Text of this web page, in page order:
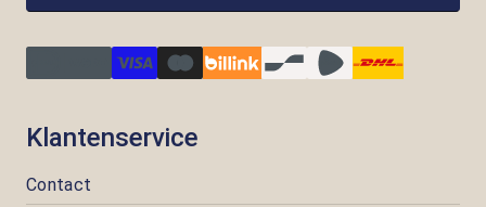
Klantenservice
Contact